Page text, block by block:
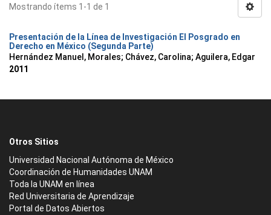
Mostrando ítems 1-1 de 1
Presentación de la Línea de Investigación El Posgrado en
Derecho en México (Segunda Parte)
Hernández Manuel, Morales; Chávez, Carolina; Aguilera, Edgar
2011
Otros Sitios
Universidad Nacional Autónoma de México
Coordinación de Humanidades UNAM
Toda la UNAM en línea
Red Universitaria de Aprendizaje
Portal de Datos Abiertos